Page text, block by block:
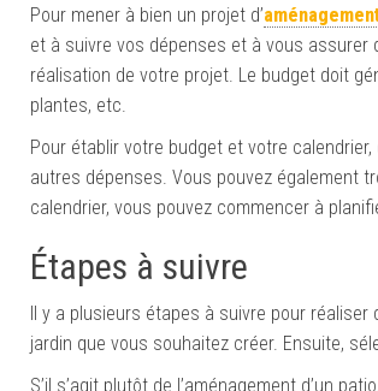
Pour mener à bien un projet d’
et à suivre vos dépenses et à vous assurer
réalisation de votre projet. Le budget doit
plantes, etc.
Pour établir votre budget et votre
autres dépenses. Vous pouvez également
calendrier, vous pouvez commencer à
Étapes à suivre
Il y a plusieurs étapes à suivre pour réaliser
jardin que vous souhaitez créer. Ensuite,
S’il s’agit plutôt de l’aménagement d’un